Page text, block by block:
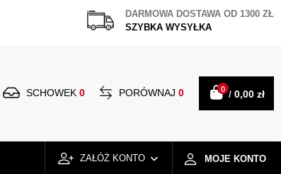
DARMOWA DOSTAWA OD 1300 ZŁ
SZYBKA WYSYŁKA
SCHOWEK 0 PORÓWNAJ 0 0 / 0,00 zł
MOJE KONTO
ZAŁÓŻ KONTO